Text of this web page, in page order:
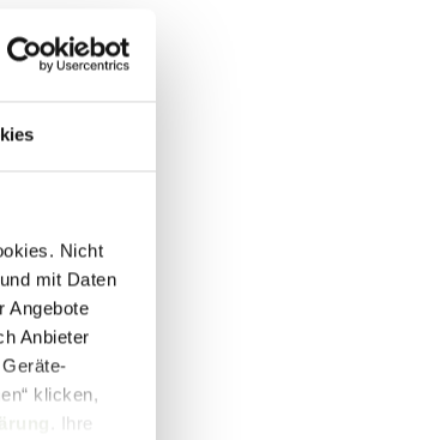
Nicht
mit Daten
Angebote
Anbieter
klicken,
. Ihre